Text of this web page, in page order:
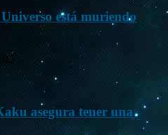
está muriendo
asegura tener una